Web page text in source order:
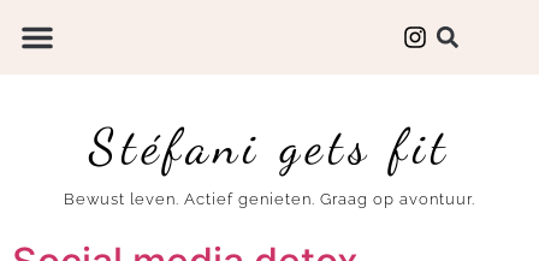
Stéfani gets fit
Bewust leven. Actief genieten. Graag op avontuur.